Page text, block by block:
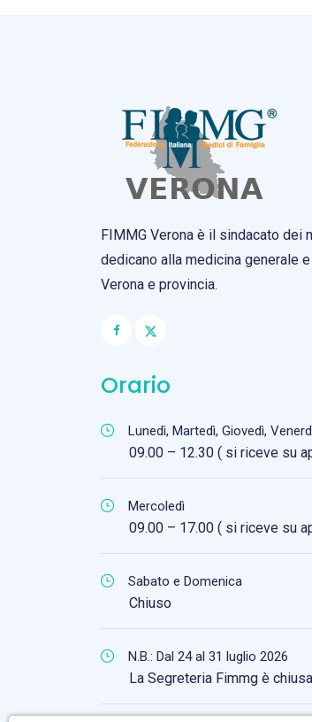
FIMMG Verona è il sindacato dei
dedicano alla medicina generale
Verona e provincia.
Orario
Lunedì, Martedì, Giovedì,
09.00 – 12.30 ( si riceve su
Mercoledì
09.00 – 17.00 ( si riceve su
Sabato e Domenica
Chiuso
N.B.: Dal 24 al 31 luglio 2026
La Segreteria Fimmg è